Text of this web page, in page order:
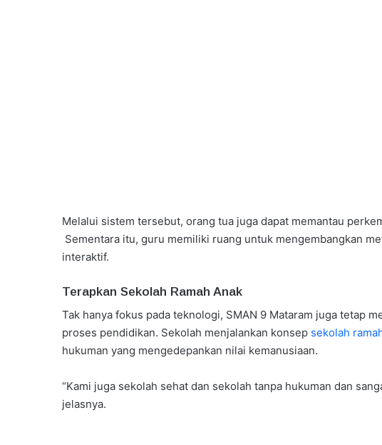
Melalui sistem tersebut, orang tua juga dapat memantau
Sementara itu, guru memiliki ruang untuk mengembangkan
interaktif.
Terapkan Sekolah Ramah Anak
Tak hanya fokus pada teknologi, SMAN 9 Mataram juga tetap
proses pendidikan. Sekolah menjalankan konsep sekolah
hukuman yang mengedepankan nilai kemanusiaan.
“Kami juga sekolah sehat dan sekolah tanpa hukuman dan
jelasnya.